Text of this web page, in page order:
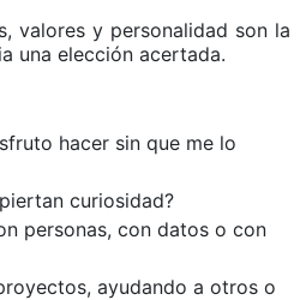
valores y personalidad son la
una elección acertada.
hacer sin que me lo
curiosidad?
personas, con datos o con
ayudando a otros o